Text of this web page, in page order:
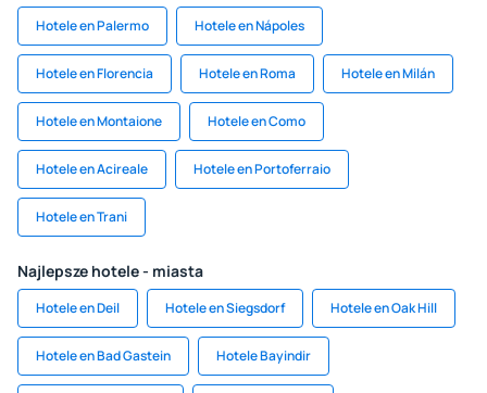
Hotele en Palermo Hotele en Nápoles
Hotele en Florencia Hotele en Roma Hotele en Milán
Hotele en Montaione Hotele en Como
Hotele en Acireale Hotele en Portoferraio
Hotele en Trani
Najlepsze hotele - miasta
Hotele en Deil Hotele en Siegsdorf Hotele en Oak Hill
Hotele en Bad Gastein Hotele Bayindir